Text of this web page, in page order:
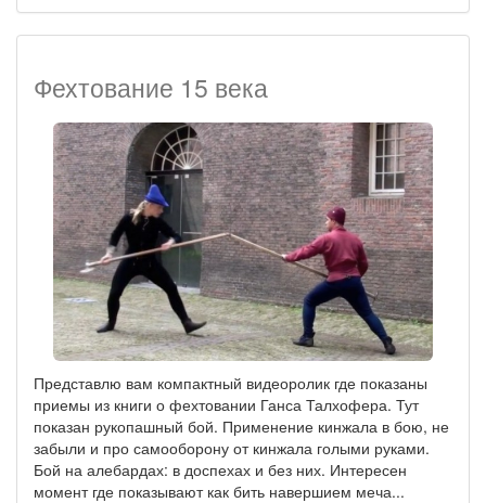
Фехтование 15 века
Представлю вам компактный видеоролик где показаны
приемы из книги о фехтовании Ганса Талхофера. Тут
показан рукопашный бой. Применение кинжала в бою, не
забыли и про самооборону от кинжала голыми руками.
Бой на алебардах: в доспехах и без них. Интересен
момент где показывают как бить навершием меча...